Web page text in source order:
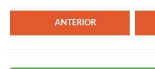
ANTERIOR